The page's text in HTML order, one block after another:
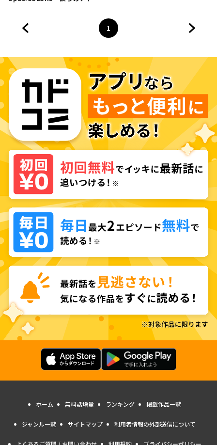
ページ
1
へ
ホーム 無料話増量 ランキング 掲載作品一覧
ジャンル一覧 サイトマップ 利用者情報の外部送信について